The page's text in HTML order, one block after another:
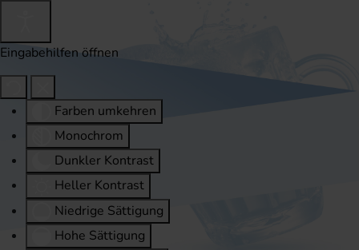
Eingabehilfen öffnen
Farben umkehren
Monochrom
Dunkler Kontrast
Heller Kontrast
Niedrige Sättigung
Hohe Sättigung